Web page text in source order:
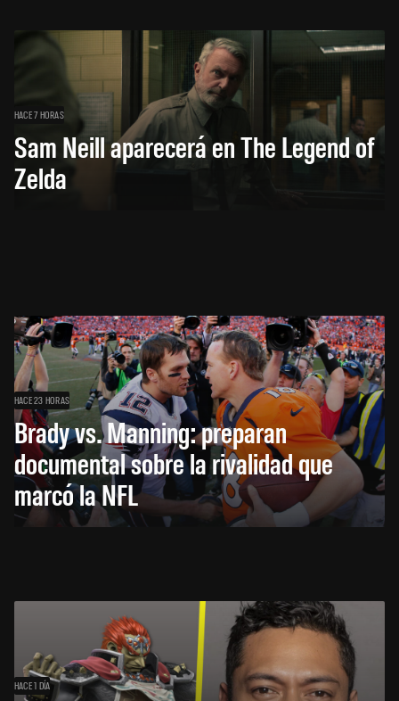
HACE 7 HORAS
Sam Neill aparecerá en The Legend of
Zelda
HACE 23 HORAS
Brady vs. Manning: preparan
documental sobre la rivalidad que
marcó la NFL
HACE 1 DÍA